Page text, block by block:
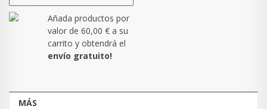
Añada productos por
valor de 60,00 € a su
carrito y obtendrá el
envío gratuito!
MÁS